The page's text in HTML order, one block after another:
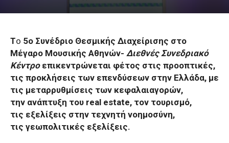
Το 5ο Συνέδριο Θεσμικής Διαχείρισης στο
Μέγαρο Μουσικής Αθηνών- Διεθνές Συνεδριακό
Κέντρο επικεντρώνεται φέτος στις προοπτικές,
τις προκλήσεις των επενδύσεων στην Ελλάδα, με
τις μεταρρυθμίσεις των κεφαλαιαγορών,
την ανάπτυξη του real estate, τον τουρισμό,
τις εξελίξεις στην τεχνητή νοημοσύνη,
τις γεωπολιτικές εξελίξεις.